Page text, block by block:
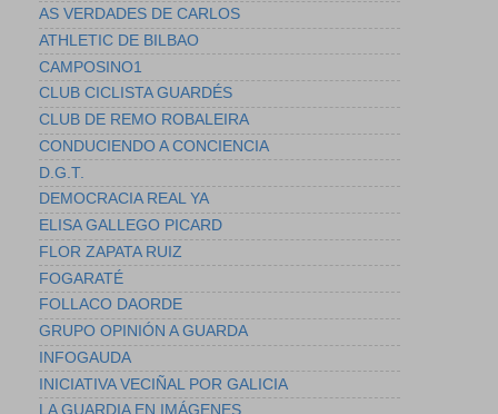
AS VERDADES DE CARLOS
ATHLETIC DE BILBAO
CAMPOSINO1
CLUB CICLISTA GUARDÉS
CLUB DE REMO ROBALEIRA
CONDUCIENDO A CONCIENCIA
D.G.T.
DEMOCRACIA REAL YA
ELISA GALLEGO PICARD
FLOR ZAPATA RUIZ
FOGARATÉ
FOLLACO DAORDE
GRUPO OPINIÓN A GUARDA
INFOGAUDA
INICIATIVA VECIÑAL POR GALICIA
LA GUARDIA EN IMÁGENES